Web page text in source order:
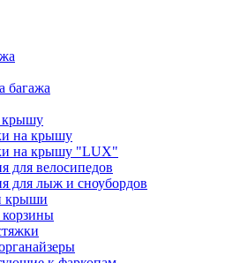
багажа
крышу
на крышу
на крышу "LUX"
для велосипедов
для лыж и сноубордов
крыши
корзины